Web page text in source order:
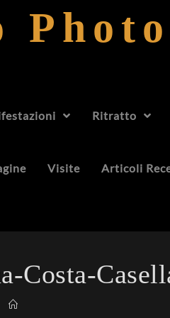
Ritratto
Visite Articoli
Costa-